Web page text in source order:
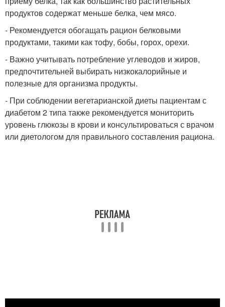
продуктов содержат меньше белка, чем мясо.
- Рекомендуется обогащать рацион белковыми
продуктами, такими как тофу, бобы, горох, орехи.
- Важно учитывать потребление углеводов и жиров,
предпочтительней выбирать низкокалорийные и
полезные для организма продукты.
- При соблюдении вегетарианской диеты пациентам с
диабетом 2 типа также рекомендуется мониторить
уровень глюкозы в крови и консультироваться с врачом
или диетологом для правильного составления рациона.